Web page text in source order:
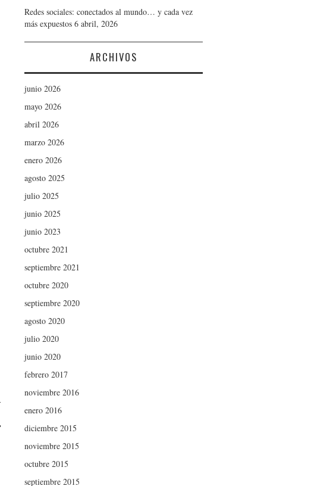
Redes sociales: conectados al mundo… y cada vez
más expuestos 6 abril, 2026
ARCHIVOS
junio 2026
mayo 2026
abril 2026
marzo 2026
enero 2026
agosto 2025
julio 2025
junio 2025
junio 2023
octubre 2021
septiembre 2021
octubre 2020
septiembre 2020
agosto 2020
julio 2020
junio 2020
febrero 2017
noviembre 2016
enero 2016
diciembre 2015
noviembre 2015
octubre 2015
septiembre 2015